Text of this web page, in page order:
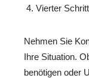
Vierter
Nehmen Sie
Ihre Situation.
benötigen oder